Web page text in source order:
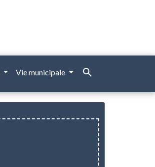
Vie municipale search